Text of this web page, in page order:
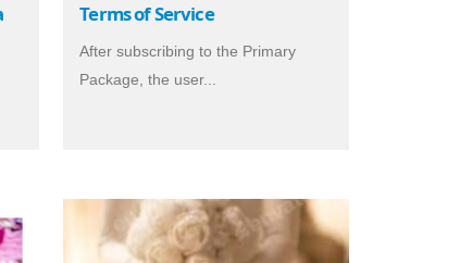
Terms of Service
After subscribing to the Primary
Package, the user...